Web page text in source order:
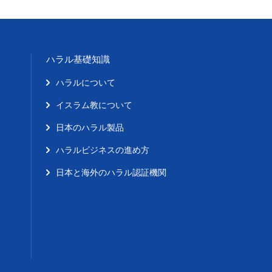
ハラル基礎知識
ハラルについて
イスラム教について
日本のハラル製品
ハラルビジネスの進め方
日本と海外のハラル認証機関